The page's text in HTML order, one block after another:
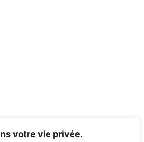
votre vie privée.